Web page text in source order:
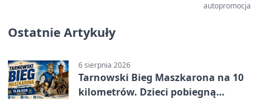
autopromocja
Ostatnie Artykuły
6 sierpnia 2026
Tarnowski Bieg Maszkarona na 10
kilometrów. Dzieci pobiegną